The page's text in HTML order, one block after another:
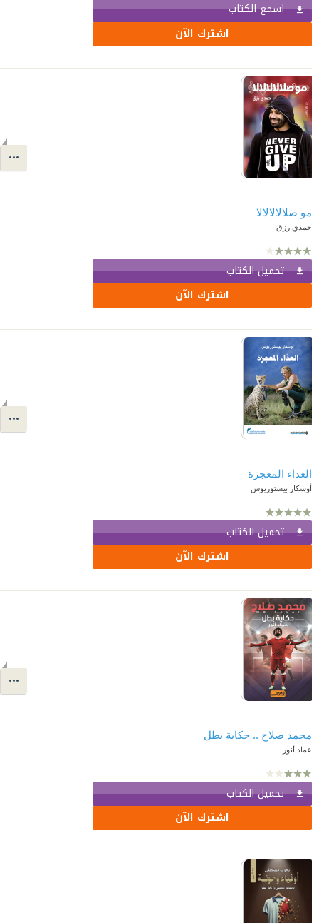
اسمع الكتاب
اشترك الآن
مو صلالالالالا
حمدي رزق
تحميل الكتاب
اشترك الآن
العداء المعجزة
أوسكار بيستوريوس
تحميل الكتاب
اشترك الآن
محمد صلاح .. حكاية بطل
عماد أنور
تحميل الكتاب
اشترك الآن